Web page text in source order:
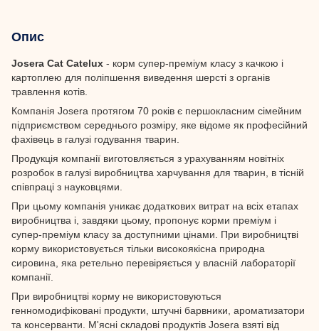
Опис
Josera Cat Catelux - корм супер-преміум класу з качкою і
картоплею для поліпшення виведення шерсті з органів
травлення котів.
Компанія Josera протягом 70 років є першокласним сімейним
підприємством середнього розміру, яке відоме як професійний
фахівець в галузі годування тварин.
Продукція компанії виготовляється з урахуванням новітніх
розробок в галузі виробництва харчування для тварин, в тісній
співпраці з науковцями.
При цьому компанія уникає додаткових витрат на всіх етапах
виробництва і, завдяки цьому, пропонує корми преміум і
супер-преміум класу за доступними цінами. При виробництві
корму використовується тільки високоякісна природна
сировина, яка ретельно перевіряється у власній лабораторії
компанії.
При виробництві корму не використовуються
генномодифіковані продукти, штучні барвники, ароматизатори
та консерванти. М'ясні складові продуктів Josera взяті від